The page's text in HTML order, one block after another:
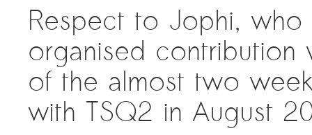
Respect to Jophi,
organised
of the almost two
with TSQ2 in August